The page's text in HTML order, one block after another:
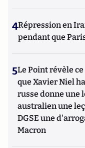
4Répression en
pendant que
5Le Point révèle
que Xavier Niel
russe donne une
australien une
DGSE une
Macron